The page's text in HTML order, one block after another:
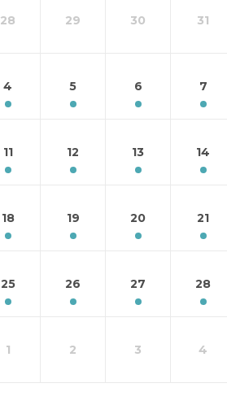
28 29 30 31
4 5 6 7
11 12 13 14
18 19 20 21
25 26 27 28
1 2 3 4